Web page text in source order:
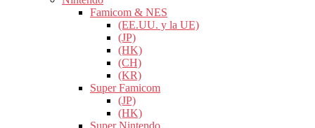
Famicom & NES
(EE.UU. y la UE)
(JP)
(HK)
(CH)
(KR)
Super Famicom
(JP)
(HK)